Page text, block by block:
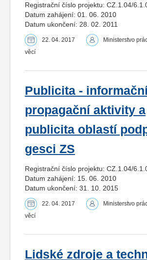
Registrační číslo projektu: CZ.1.04/
Datum zahájení: 01. 06. 2010
Datum ukončení: 28. 02. 2011
22. 04. 2017
Ministerstvo
věcí
Publicita -
propagační aktivity a
publicita oblastí
gesci ZS
Registrační číslo projektu: CZ.1.04/
Datum zahájení: 15. 06. 2010
Datum ukončení: 31. 10. 2015
22. 04. 2017
Ministerstvo
věcí
Lidské zdroje a